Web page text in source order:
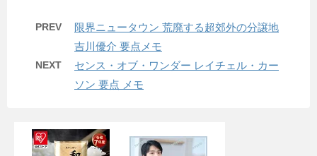
PREV
限界ニュータウン 荒廃する超郊外の分譲地
吉川優介 要点メモ
NEXT
センス・オブ・ワンダー レイチェル・カー
ソン 要点 メモ